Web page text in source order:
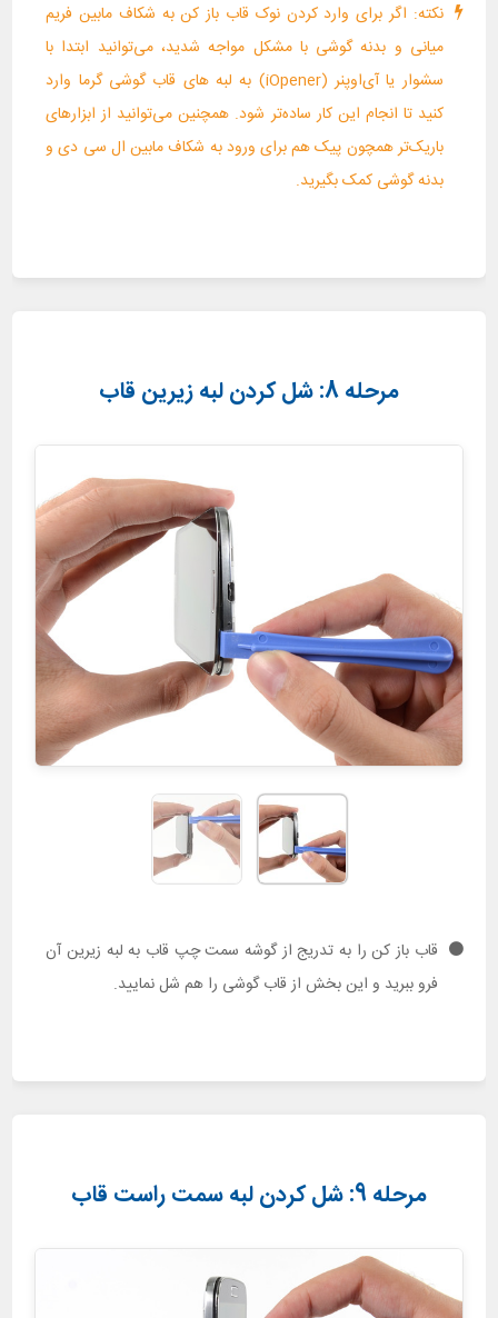
نکته: اگر برای وارد کردن نوک قاب باز کن به شکاف مابین فریم
میانی و بدنه گوشی با مشکل مواجه شدید، می‌توانید ابتدا با
سشوار یا آی‌اوپنر (iOpener) به لبه های قاب گوشی گرما وارد
کنید تا انجام این کار ساده‌تر شود. همچنین می‌توانید از ابزارهای
باریک‌تر همچون پیک هم برای ورود به شکاف مابین ال سی دی و
بدنه گوشی کمک بگیرید.
مرحله 8: شل کردن لبه زیرین قاب
قاب باز کن را به تدریج از گوشه سمت چپ قاب به لبه زیرین آن
فرو ببرید و این بخش از قاب گوشی را هم شل نمایید.
مرحله 9: شل کردن لبه سمت راست قاب